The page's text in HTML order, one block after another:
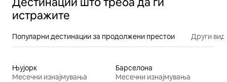
истражите
Популарни дестинации за продолжени престои Други
Њујорк
Месечни изнајмувања
Барселона
Месечни изнајмувања